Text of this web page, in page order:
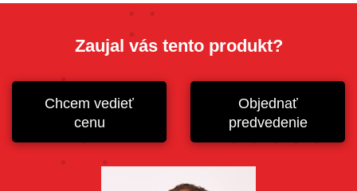
Zaujal vás tento produkt?
Chcem vedieť
cenu
Objednať
predvedenie